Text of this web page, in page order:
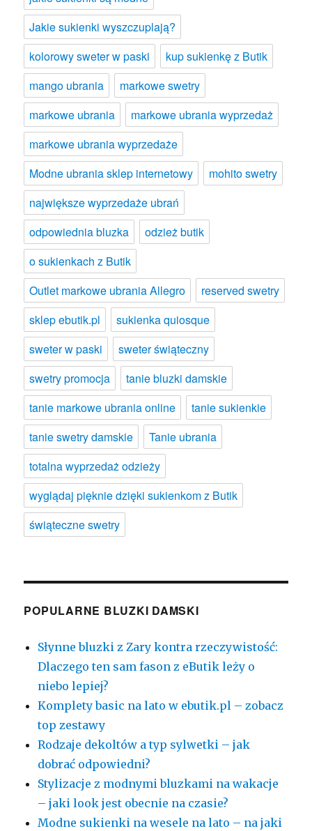
Jakie sukienki wyszczuplają?
kolorowy sweter w paski
kup sukienkę z Butik
mango ubrania
markowe swetry
markowe ubrania
markowe ubrania wyprzedaż
markowe ubrania wyprzedaże
Modne ubrania sklep internetowy
mohito swetry
największe wyprzedaże ubrań
odpowiednia bluzka
odzież butik
o sukienkach z Butik
Outlet markowe ubrania Allegro
reserved swetry
sklep ebutik.pl
sukienka quiosque
sweter w paski
sweter świąteczny
swetry promocja
tanie bluzki damskie
tanie markowe ubrania online
tanie sukienkie
tanie swetry damskie
Tanie ubrania
totalna wyprzedaż odzieży
wyglądaj pięknie dzięki sukienkom z Butik
świąteczne swetry
POPULARNE BLUZKI DAMSKI
Słynne bluzki z Zary kontra rzeczywistość:
Dlaczego ten sam fason z eButik leży o
niebo lepiej?
Komplety basic na lato w ebutik.pl – zobacz
top zestawy
Rodzaje dekoltów a typ sylwetki – jak
dobrać odpowiedni?
Stylizacje z modnymi bluzkami na wakacje
– jaki look jest obecnie na czasie?
Modne sukienki na wesele na lato – na jaki